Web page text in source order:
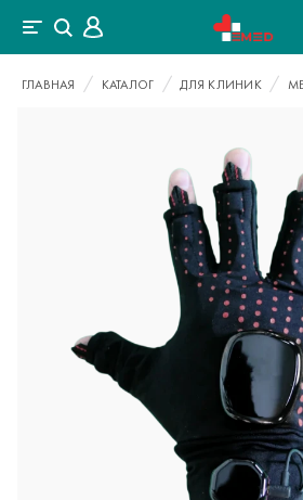
ГЛАВНАЯ КАТАЛОГ ДЛЯ КЛИНИК